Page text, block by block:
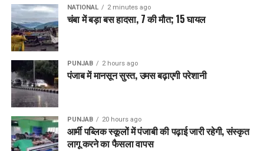
NATIONAL 2 minutes ago
चंबा में बड़ा बस हादसा, 7 की मौत; 15 घायल
PUNJAB 2 hours ago
पंजाब में मानसून सुस्त, उमस बढ़ाएगी परेशानी
PUNJAB 20 hours ago
आर्मी पब्लिक स्कूलों में पंजाबी की पढ़ाई जारी रहेगी, संस्कृत
लागू करने का फैसला वापस